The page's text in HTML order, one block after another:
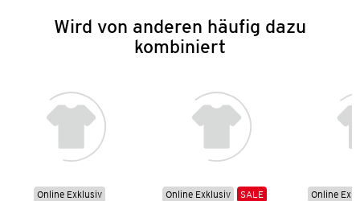
Wird von anderen häufig dazu
kombiniert
Online Exklusiv
Online Exklusiv
SALE
Online